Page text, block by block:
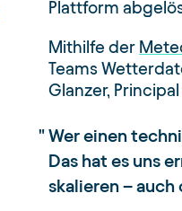
Plattform
Mithilfe der
Teams
Glanzer,
Wer einen
Das hat es uns
skalieren –